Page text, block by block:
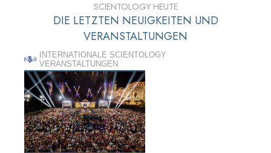
SCIENTOLOGY HEUTE
DIE LETZTEN NEUIGKEITEN UND
VERANSTALTUNGEN
INTERNATIONALE SCIENTOLOGY
VERANSTALTUNGEN